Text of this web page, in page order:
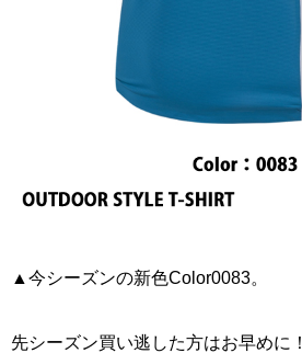
▲今シーズンの新色Color0083。
先シーズン買い逃した方はお早めに！